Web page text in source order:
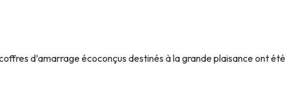
d’amarrage écoconçus destinés à la grande plaisance ont été